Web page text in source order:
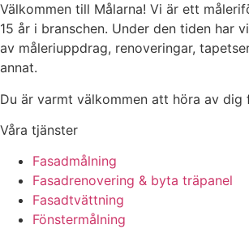
Välkommen till Målarna! Vi är ett
15 år i branschen. Under den tiden har
av måleriuppdrag, renoveringar,
annat.
Du är varmt välkommen att höra av
Våra tjänster
Fasadmålning
Fasadrenovering & byta träpanel
Fasadtvättning
Fönstermålning